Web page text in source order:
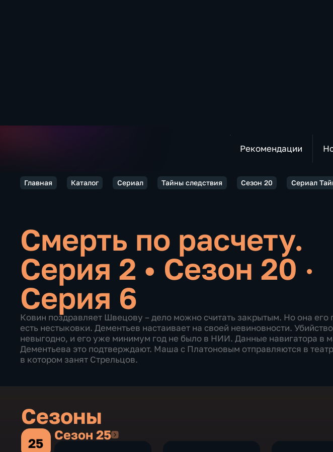
Рекомендации
Главная Каталог Сериал Тайны следствия Сезон 20 Сериал
Смерть по расчету.
Серия 2 • Сезон 20 ·
Серия 6
Ковин поздравляет Швецову – дело можно считать закрытым. Но она его
есть нестыковки. Дементьев настаивает на своей невиновности.
невыгодно, и его уже минимум год не было в НИИ. Данные навигатора в
Дементьева это подтверждают. Маша с Платоновым отправляются в
в котором занят Стрельцов.
Сезоны
25
Сезон 25Сезон 25